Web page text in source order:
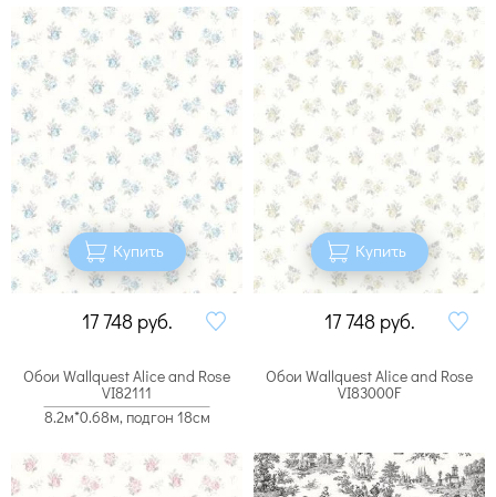
Купить
17 748 руб.
Купить
17 748 руб.
Обои Wallquest Alice and Rose
VI82111
8.2м*0.68м, подгон 18см
Обои Wallquest Alice and Rose
VI83000F